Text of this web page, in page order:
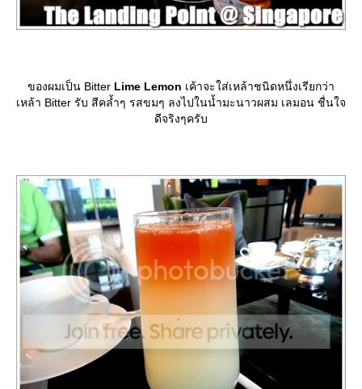
ของผมเป็น Bitter Lime Lemon เค้าจะใส่เหล้าชนิดหนึ่งเรียกว่า
เหล้า Bitter รับ สีคล้ำๆ รสขมๆ ลงไปในน้ำมะนาวผสม เลมอน ชื่นใจ
ดีจริงๆครับ